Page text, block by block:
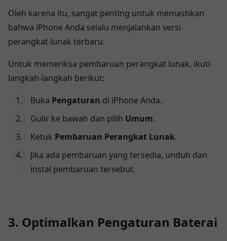
Oleh karena itu, sangat penting untuk memastikan
bahwa iPhone Anda selalu menjalankan versi
perangkat lunak terbaru.
Untuk memeriksa pembaruan perangkat lunak, ikuti
langkah-langkah berikut:
Buka Pengaturan di iPhone Anda.
Gulir ke bawah dan pilih Umum.
Ketuk Pembaruan Perangkat Lunak.
Jika ada pembaruan yang tersedia, unduh dan
instal pembaruan tersebut.
3. Optimalkan Pengaturan Baterai